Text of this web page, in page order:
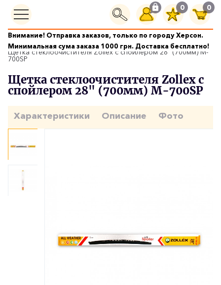
0 0
Внимание! Отправка заказов, только по городу Херсон.
Минимальная сума заказа 1000 грн. Доставка бесплатно!
Щетки стеклоочистителей
Щетка стеклоочистителя Zollex с спойлером 28" (700мм) M-
700SP
Щетка стеклоочистителя Zollex с
спойлером 28" (700мм) M-700SP
Характеристики Описание Фото